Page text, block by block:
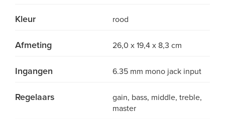
Kleur rood
Afmeting 26,0 x 19,4 x 8,3 cm
Ingangen 6.35 mm mono jack input
Regelaars
gain, bass, middle, treble,
master